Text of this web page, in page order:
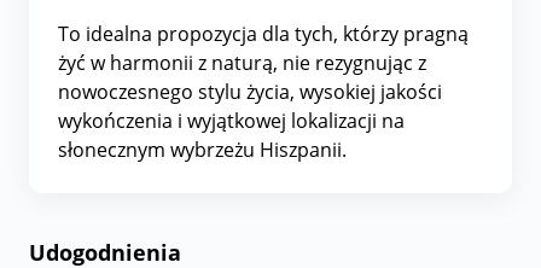
To idealna propozycja dla tych, którzy pragną
żyć w harmonii z naturą, nie rezygnując z
nowoczesnego stylu życia, wysokiej jakości
wykończenia i wyjątkowej lokalizacji na
słonecznym wybrzeżu Hiszpanii.
Udogodnienia